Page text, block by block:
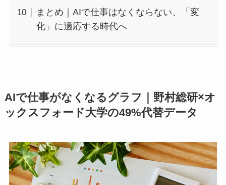
まとめ｜AIで仕事はなくならない、「変
化」に適応する時代へ
AIで仕事がなくなるグラフ｜野村総研×オ
ックスフォード大学の49%代替データ